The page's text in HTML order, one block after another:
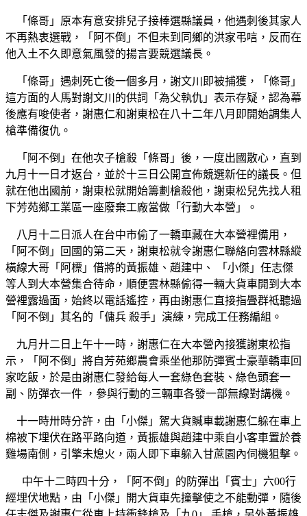
「條哥」原本有意安排兒子接棒選縣議員，他遇刺後其家人
不再熱衷選戰，「阿不倒」不但未到同鄉的洪家弔唁，反而在
他入土不久即意氣風發的揚言要競選議長。
「條哥」遇刺死亡後一個多月，謝文川即被捕獲，「條哥」
這方面的人馬對謝文川的供詞「為父執仇」表示存疑，認為幕
後應有唆使者，謝惠仁和謝東松在八十二年八月即開始調集人
槍準備復仇。
「阿不倒」在他次子槍殺「條哥」後，一度出國散心，直到
九月十一日才返台，並於十三日公開宣佈競選新任的議長。但
就在他出國前，謝東松就開始籌劃槍殺他，謝東松兒先找人租
下芳苑鄉工業區一座廢棄工廠當做「行動大本營」。
八月十二日派人在台中市偷了一轎車藏在大本營裡備用，
「阿不倒」回國的第二天，謝東松就令謝惠仁聯絡向雲林縣縱
橫線大哥「阿標」借將的黃振雄、趙建中、 「小傑」任志傑
等人到大本營集合待命，順便雲林縣偷得一輛大貨車開到大本
營裡露過面，始終以電話遙控，再由謝惠仁直接指舋群祗聽過
「阿不倒」其名的「傭兵 殺手」演練，完成工任務編組。
九月廾二日上午十一時，謝惠仁在大本營內接獲謝東松指
示，「阿不倒」將自芳苑鄉農會乘坐他那防彈賓士豪華轎車回
家吃飯，於是由謝惠仁發給每人一套綠色套裝、綠色頭套一
副、防彈衣一件 ，參與行動的三輛車各發一部無線對講機。
十一時卅時分許，由「小傑」駕大貨贓車載謝惠仁躲在車上
棉被下埋伏在路平路向道，黃振雄與趙建中乘自小客車置於養
雞場南側，引擎未熄火，兩人即下車躲入甘蔗園內伺機狙擊。
中午十二時四十分，「阿不倒」的防彈出「賓士」六00行
經埋伏地點，由「小傑」開大貨車先撞擊使之不能動彈，隨後